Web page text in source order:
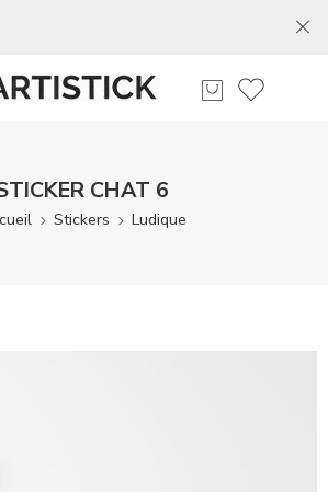
CHAT 6
Stickers Ludique